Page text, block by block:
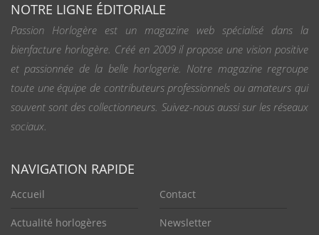
NOTRE LIGNE ÉDITORIALE
Passion Horlogère est un magazine web spécialisé dans la
bienfacture horlogère. Créé en 2009 il propose une vision positive
et passionnée de la belle horlogerie. Notre magazine regroupe
toute une équipe de contributeurs professionnels ou amateurs qui
souvent sont des collectionneurs. Suivez-nous aussi sur les réseaux
sociaux.
NAVIGATION RAPIDE
Accueil
Actualité horlogères
Contact
Newsletter